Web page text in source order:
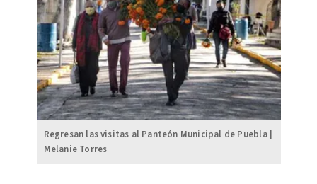
Regresan las visitas al Panteón Municipal de Puebla |
Melanie Torres